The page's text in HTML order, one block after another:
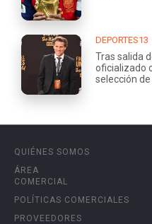
DEPORTES13
Tras salida
oficializado
selección
QUIÉNES SOMOS
ÁREA
COMERCIAL
POLÍTICAS COMERCIALES
PROVEEDORES